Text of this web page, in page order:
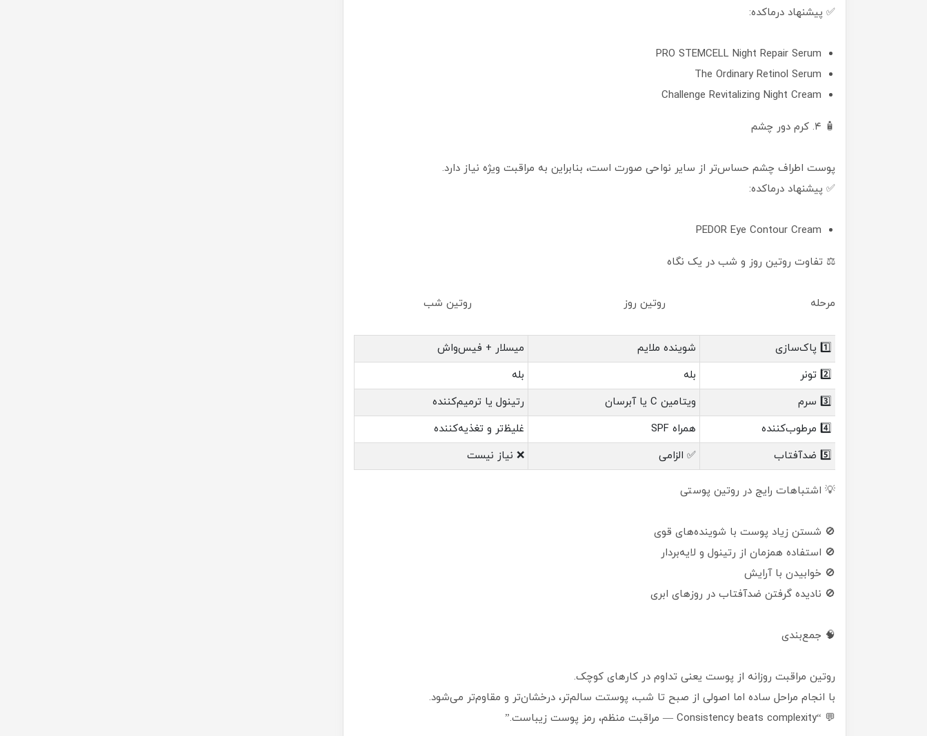
✅ پیشنهاد درماکده:
PRO STEMCELL Night Repair Serum
The Ordinary Retinol Serum
Challenge Revitalizing Night Cream
🧴 ۴. کرم دور چشم
پوست اطراف چشم حساس‌تر از سایر نواحی صورت است، بنابراین به مراقبت ویژه نیاز دارد.
✅ پیشنهاد درماکده:
PEDOR Eye Contour Cream
⚖️ تفاوت روتین روز و شب در یک نگاه
مرحله روتین روز روتین شب
1️⃣ پاک‌سازی شوینده ملایم
میسلار + فیس‌واش
2️⃣ تونر
بله
بله
3️⃣ سرم
ویتامین C یا آبرسان
رتینول یا ترمیم‌کننده
4️⃣ مرطوب‌کننده
همراه SPF
غلیظ‌تر و تغذیه‌کننده
5️⃣ ضدآفتاب
✅ الزامی ❌ نیاز نیست
💡 اشتباهات رایج در روتین پوستی
🚫 شستن زیاد پوست با شوینده‌های قوی
🚫 استفاده همزمان از رتینول و لایه‌بردار
🚫 خوابیدن با آرایش
🚫 نادیده گرفتن ضدآفتاب در روزهای ابری
🧠 جمع‌بندی
روتین مراقبت روزانه از پوست یعنی تداوم در کارهای کوچک.
با انجام مراحل ساده اما اصولی از صبح تا شب، پوستت سالم‌تر، درخشان‌تر و مقاوم‌تر می‌شود.
💬 “Consistency beats complexity — مراقبت منظم، رمز پوست زیباست.”